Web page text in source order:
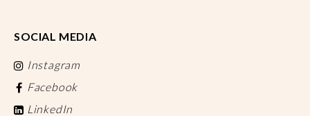
SOCIAL MEDIA
Instagram
Facebook
LinkedIn